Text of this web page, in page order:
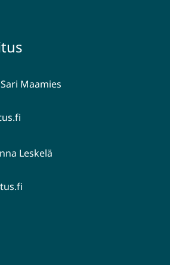
toiseen
Maamies
Leskelä